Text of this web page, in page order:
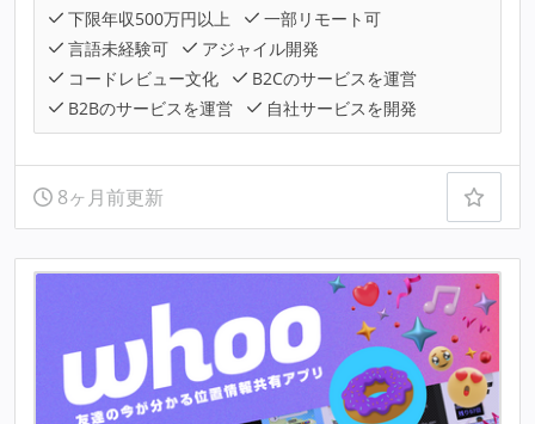
下限年収500万円以上
一部リモート可
言語未経験可
アジャイル開発
コードレビュー文化
B2Cのサービスを運営
B2Bのサービスを運営
自社サービスを開発
8ヶ月前更新